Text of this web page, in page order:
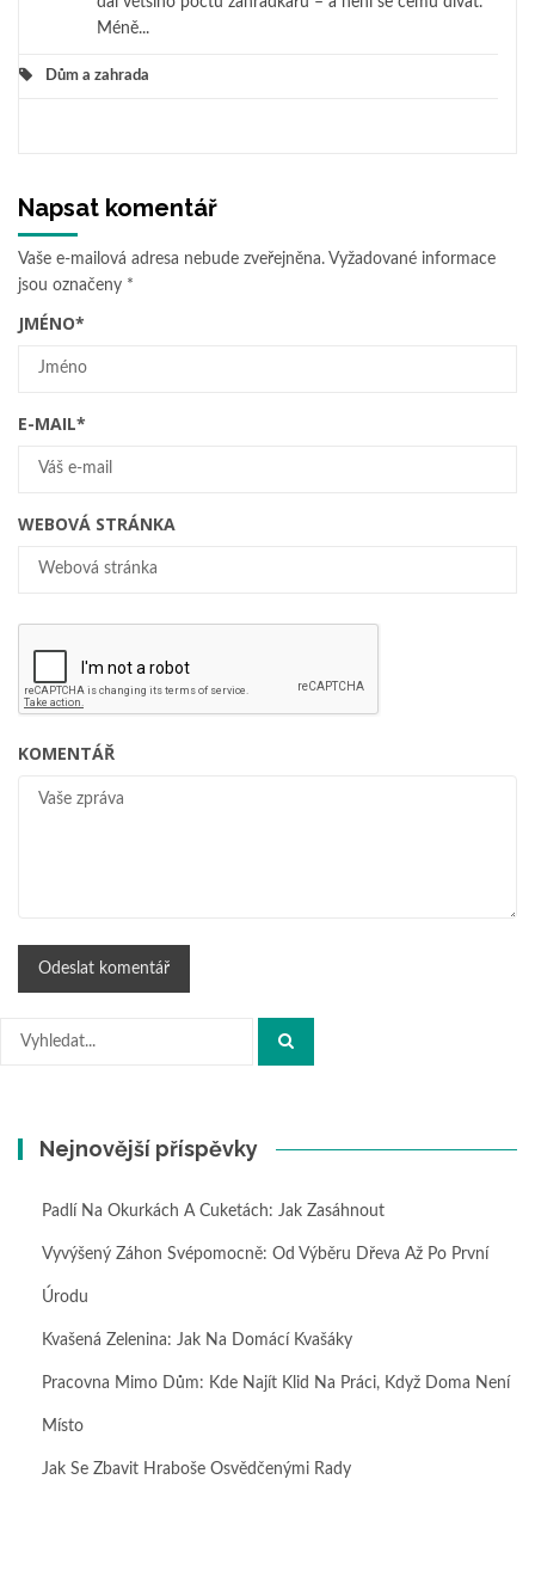
Méně...
Dům a zahrada
Napsat komentář
Vaše e-mailová adresa nebude zveřejněna. Vyžadované informace
jsou označeny *
JMÉNO*
E-MAIL*
WEBOVÁ STRÁNKA
KOMENTÁŘ
Nejnovější příspěvky
Padlí Na Okurkách A Cuketách: Jak Zasáhnout
Vyvýšený Záhon Svépomocně: Od Výběru Dřeva Až Po První
Úrodu
Kvašená Zelenina: Jak Na Domácí Kvašáky
Pracovna Mimo Dům: Kde Najít Klid Na Práci, Když Doma Není
Místo
Jak Se Zbavit Hraboše Osvědčenými Rady